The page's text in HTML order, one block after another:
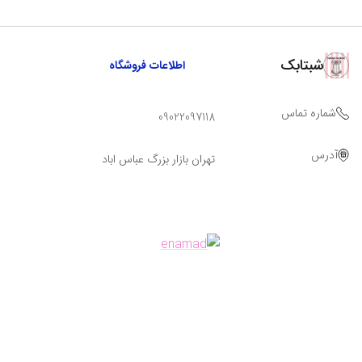
شبتابک اطلاعات فروشگاه
شماره تماس 09022097118
آدرس تهران بازار بزرگ عباس اباد